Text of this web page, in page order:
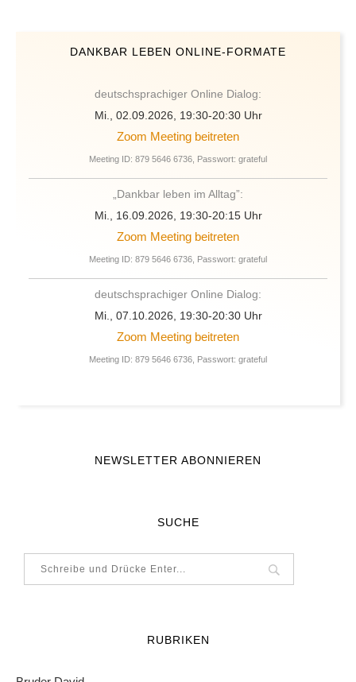
DANKBAR LEBEN ONLINE-FORMATE
deutschsprachiger Online Dialog:
Mi., 02.09.2026, 19:30-20:30 Uhr
Zoom Meeting beitreten
Meeting ID: 879 5646 6736, Passwort: grateful
„Dankbar leben im Alltag”:
Mi., 16.09.2026, 19:30-20:15 Uhr
Zoom Meeting beitreten
Meeting ID: 879 5646 6736, Passwort: grateful
deutschsprachiger Online Dialog:
Mi., 07.10.2026, 19:30-20:30 Uhr
Zoom Meeting beitreten
Meeting ID: 879 5646 6736, Passwort: grateful
NEWSLETTER ABONNIEREN
SUCHE
RUBRIKEN